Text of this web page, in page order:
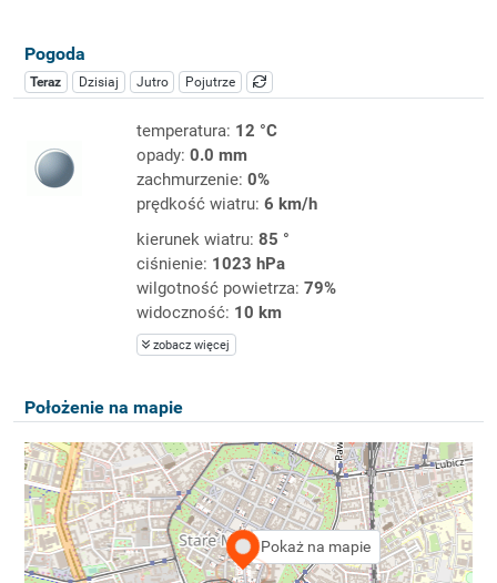
Pogoda
Teraz Dzisiaj Jutro Pojutrze
temperatura: 12 °C
opady: 0.0 mm
zachmurzenie: 0%
prędkość wiatru: 6 km/h
kierunek wiatru: 85 °
ciśnienie: 1023 hPa
wilgotność powietrza: 79%
widoczność: 10 km
zobacz więcej
Położenie na mapie
Pokaż na mapie